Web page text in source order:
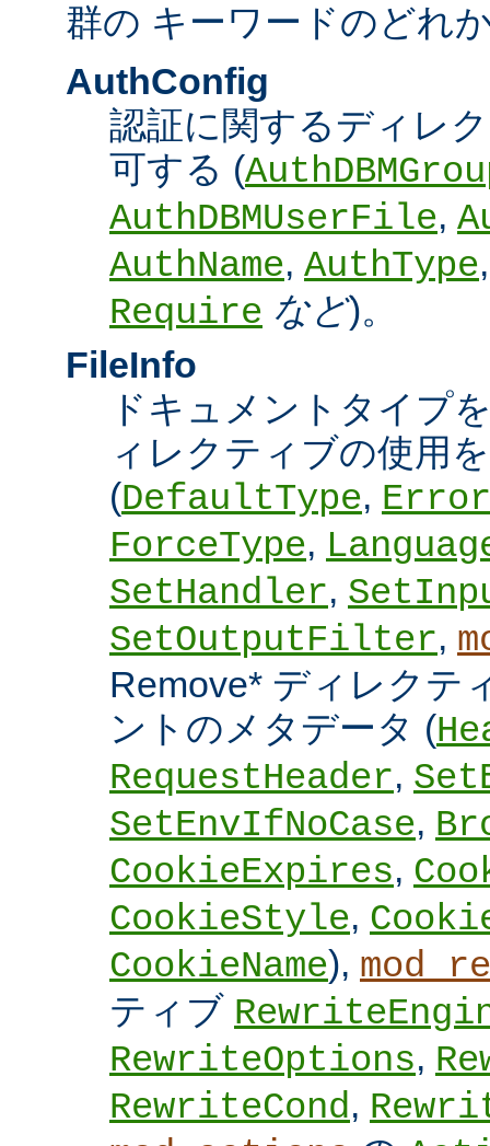
群の キーワードのどれ
AuthConfig
認証に関するディレ
可する (
AuthDBMUserFile,
AuthName, AuthType
Require など)。
FileInfo
ドキュメントタイプ
ィレクティブの使用
(DefaultType,
ForceType,
SetHandler,
SetOutputFilter,
Remove* ディレクテ
ントのメタデータ (
RequestHeader,
SetEnvIfNoCase,
CookieExpires,
CookieStyle,
CookieName),
ティブ
RewriteOptions,
RewriteCond,